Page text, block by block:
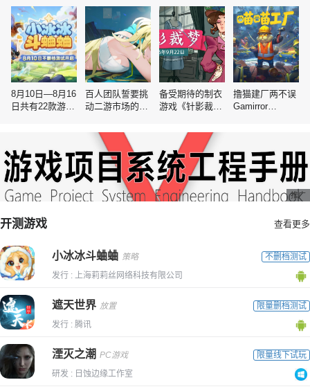
8月10日—8月16
日共有22款游戏
百人团队誓要挑
动二游市场的空
备受期待的制衣
游戏《针影裁
公布！愿望单突
破二十万游戏即
将将于9月22日
发售！
撸猫建厂两不误
Gamirror
推广
开测游戏 查看更多
小冰冰斗蛐蛐 策略
不删档测试
发行 : 上海莉莉丝网络科技有限公司
遮天世界 放置
限量删档测试
发行 : 腾讯
湮灭之潮 PC游戏
限量线下试玩
研发 : 日蚀边缘工作室